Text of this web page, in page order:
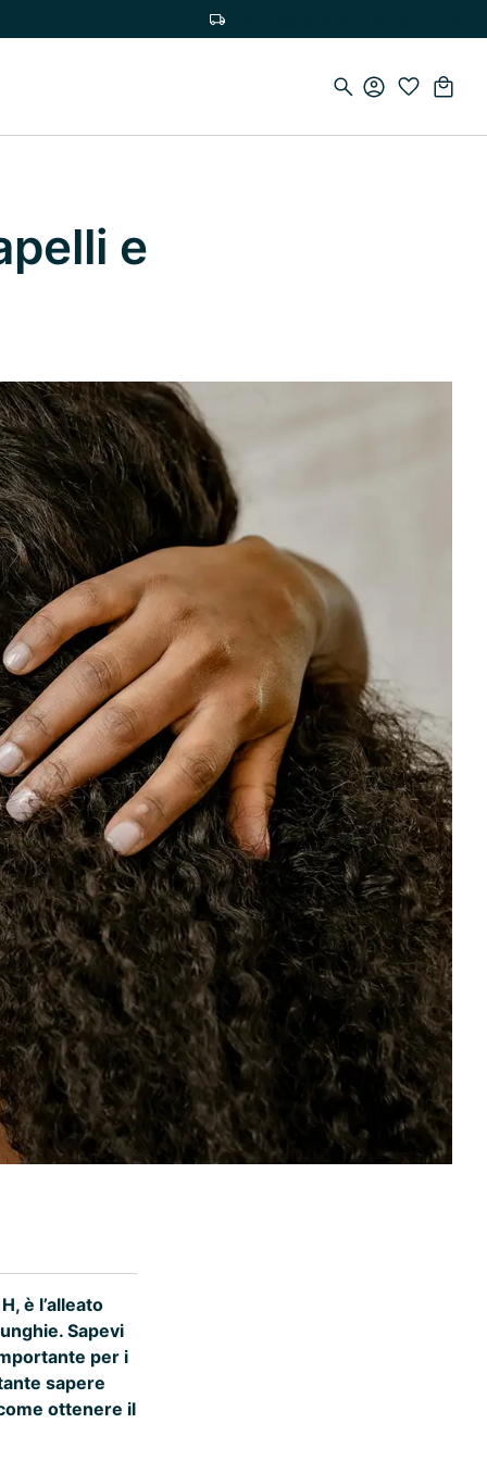
e
è l’alleato
Sapevi
per i
sapere
ottenere il